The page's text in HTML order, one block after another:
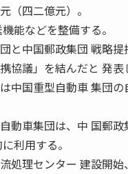
（四二億元）。
能などを整備する。
と中国郵政集団 戦略
協議」を結んだと 発表
中国重型自動車 集団
動車集団は、中 国郵
利用する。
処理センター 建設開